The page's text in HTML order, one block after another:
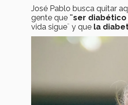
José Pablo busca quitar
gente que ¨ser
vida sigue¨ y que la